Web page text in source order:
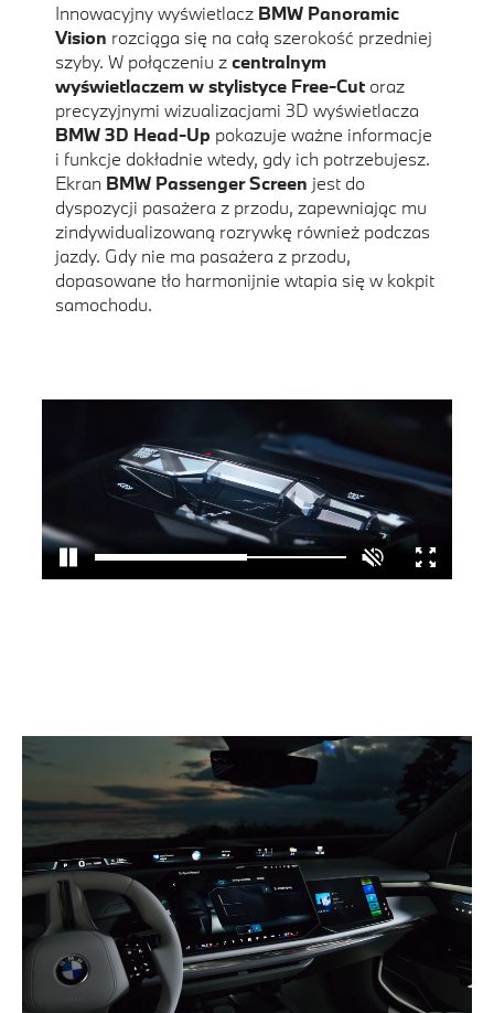
Innowacyjny wyświetlacz BMW Panoramic
Vision rozciąga się na całą szerokość przedniej
szyby. W połączeniu zcentralnym
wyświetlaczem w stylistyce Free-Cut oraz
precyzyjnymi wizualizacjami 3D wyświetlacza
BMW 3D Head-Up pokazuje ważne informacje
i funkcje dokładnie wtedy, gdy ich potrzebujesz.
Ekran BMW Passenger Screen jest do
dyspozycji pasażera z przodu, zapewniając mu
zindywidualizowaną rozrywkę również podczas
jazdy. Gdy nie ma pasażera z przodu,
dopasowane tło harmonijnie wtapia się w kokpit
samochodu.